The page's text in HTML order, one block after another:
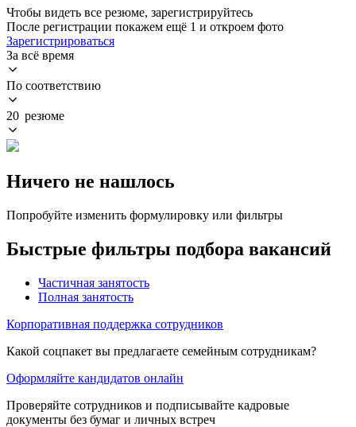
Чтобы видеть все резюме, зарегистрируйтесь
После регистрации покажем ещё 1 и откроем фото
Зарегистрироваться
За всё время
По соответствию
20 резюме
Ничего не нашлось
Попробуйте изменить формулировку или фильтры
Быстрые фильтры подбора вакансий
Частичная занятость
Полная занятость
Корпоративная поддержка сотрудников
Какой соцпакет вы предлагаете семейным сотрудникам?
Оформляйте кандидатов онлайн
Проверяйте сотрудников и подписывайте кадровые
документы без бумаг и личных встреч